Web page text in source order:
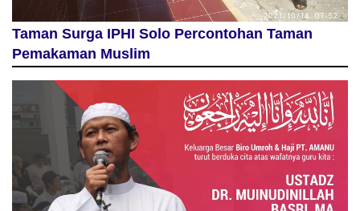
Taman Surga IPHI Solo Percontohan Taman
Pemakaman Muslim